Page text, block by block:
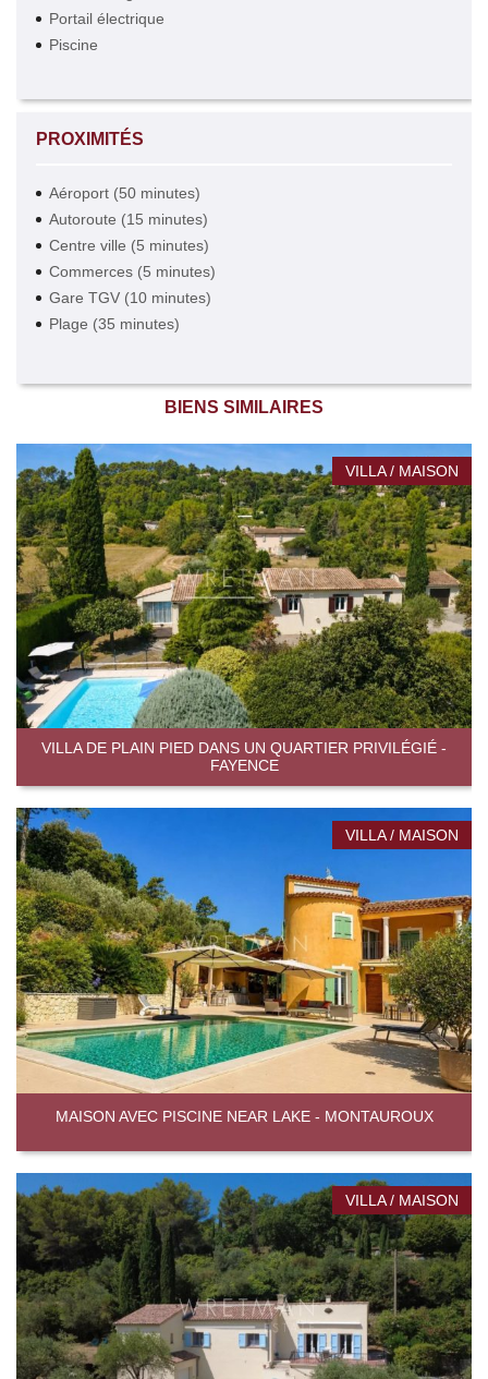
Portail électrique
Piscine
PROXIMITÉS
Aéroport (50 minutes)
Autoroute (15 minutes)
Centre ville (5 minutes)
Commerces (5 minutes)
Gare TGV (10 minutes)
Plage (35 minutes)
BIENS SIMILAIRES
VILLA / MAISON
VILLA DE PLAIN PIED DANS UN QUARTIER PRIVILÉGIÉ -
FAYENCE
VILLA / MAISON
MAISON AVEC PISCINE NEAR LAKE - MONTAUROUX
VILLA / MAISON